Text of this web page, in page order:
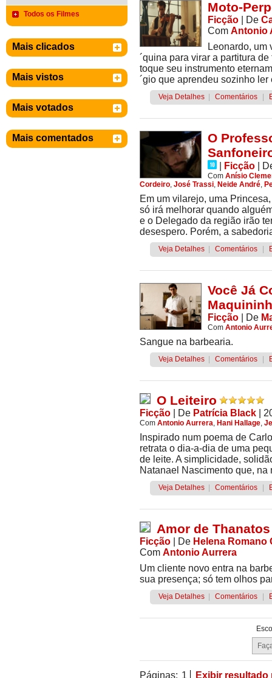
Todos os Filmes
Mais clicados
Mais vistos
Mais votados
Mais comentados
Moto-
Ficção De
Com Antonio
Leonardo, um
´quina para virar a partitura
toque seu instrumento
´gio que aprendeu sozinho ler
Veja Detalhes Comentários
O
Ficção
Com Anísio
Cordeiro, José Trassi, Neide André,
Em um vilarejo, uma
só irá melhorar quando
e o Delegado da região irão
desespero. Porém, a
Veja Detalhes Comentários
Você Já
Ficção De
Com Antonio
Sangue na barbearia.
Veja Detalhes Comentários
O Leiteiro
Ficção De Patrícia Black |
Com Antonio Aurrera, Hani Hallage,
Inspirado num poema de
retrata o dia-a-dia de uma
de leite. A simplicidade,
Natanael Nascimento que, na
Veja Detalhes Comentários
Amor de Thanatos
Ficção De Helena Romano
Com Antonio Aurrera
Um cliente novo entra na
sua presença; só tem olhos
Veja Detalhes Comentários
Páginas: 1 Exibir resultado